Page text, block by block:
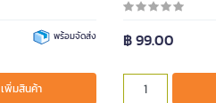
พร้อมจัดส่ง
เพิ่มสินค้า
฿ 99.00